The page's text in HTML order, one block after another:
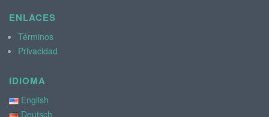
ENLACES
Términos
Privacidad
IDIOMA
English
Deutsch